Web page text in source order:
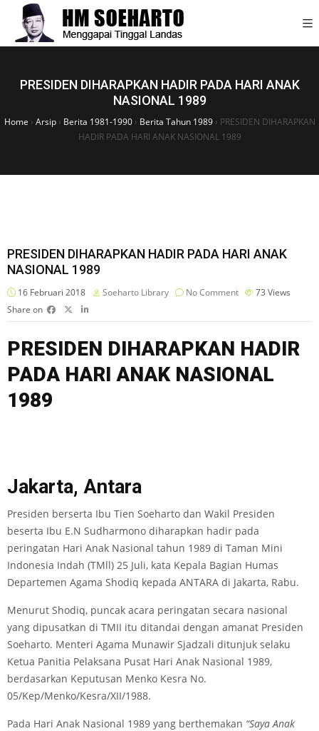
PRESIDEN DIHARAPKAN HADIR PADA HARI ANAK
NASIONAL 1989
Home › Arsip› Berita 1981-1990› Berita Tahun 1989› PRESIDEN DIHARAPKAN
HADIR PADA HARI ANAK NASIONAL 1989
PRESIDEN DIHARAPKAN HADIR PADA HARI ANAK
NASIONAL 1989
16 Februari 2018 Soeharto Library No Comment 73 Views
Share on
PRESIDEN DIHARAPKAN HADIR
PADA HARI ANAK NASIONAL
1989
Jakarta, Antara
Presiden berserta Ibu Tien Soeharto dan Wakil Presiden
beserta Ibu E.N Sudharmono diharapkan hadir pada
peringatan Hari Anak Nasional tahun 1989 di Taman Mini
Indonesia Indah (TMll) 25 Juli, kata Kepala Bagian Humas
Departemen Agama Shodiq kepada ANTARA di Jakarta, Rabu.
Menurut Shodiq, puncak acara peringatan secara nasional
yang dipusatkan di TMII itu ditandai dengan amanat Presiden
Soeharto. Menteri Agama Munawir Sjadzali ditunjuk selaku
Ketua Panitia Pelaksana Pusat Hari Anak Nasional 1989,
berdasarkan Keputusan Menko Kesra No.
05/Kep/Menko/Kesra/XII/1988.
Pada Hari Anak Nasional 1989 yang berthemakan “Saya Anak